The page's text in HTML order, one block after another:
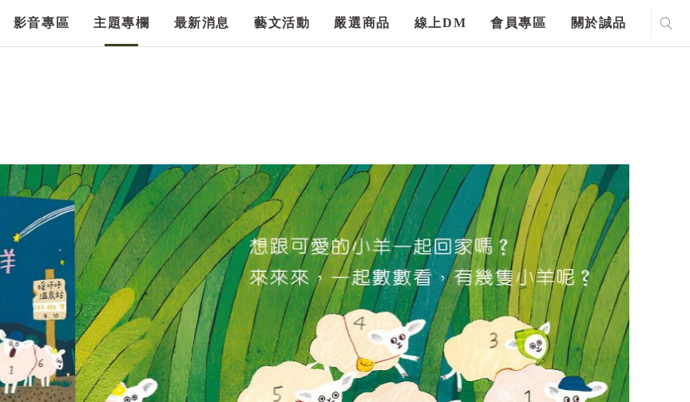
影音專區 主題專欄 最新消息 藝文活動 嚴選商品 線上DM 會員專區 關於誠品